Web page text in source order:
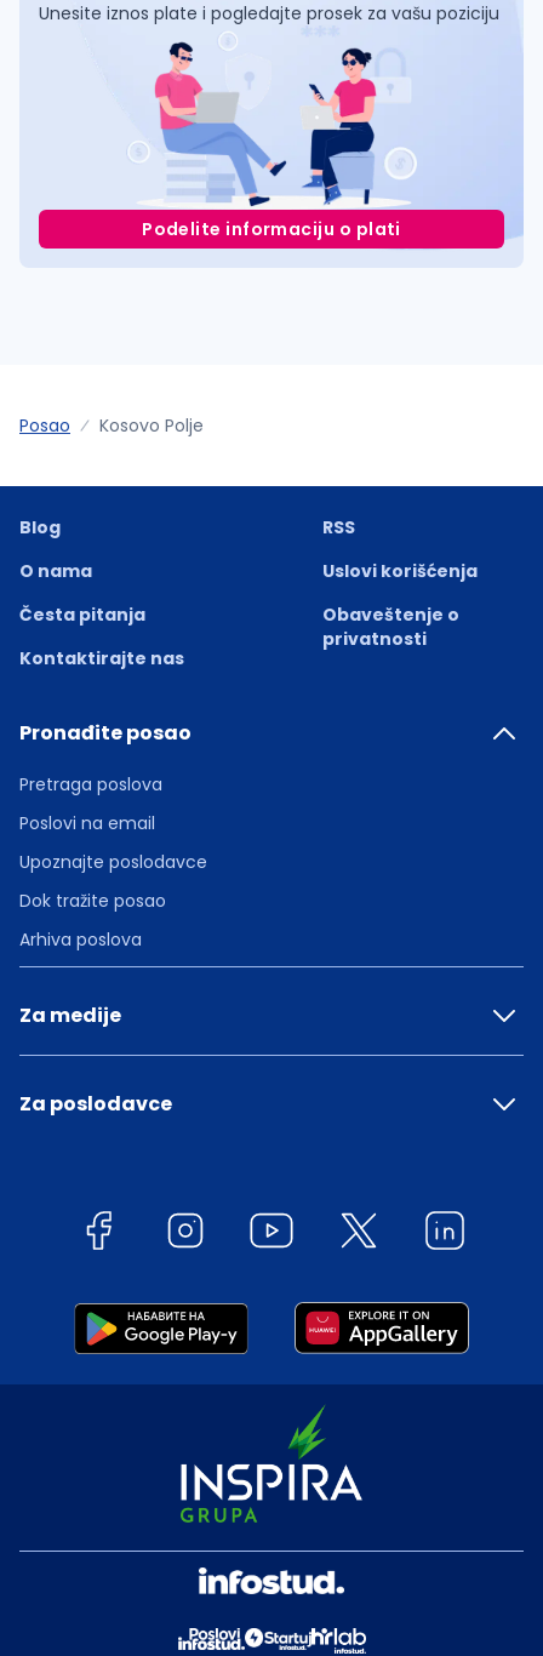
Unesite iznos plate i pogledajte prosek za vašu poziciju
Podelite informaciju o plati
Posao Kosovo Polje
Blog
O nama
Česta pitanja
Kontaktirajte nas
RSS
Uslovi korišćenja
Obaveštenje o
privatnosti
Pronađite posao
Pretraga poslova
Poslovi na email
Upoznajte poslodavce
Dok tražite posao
Arhiva poslova
Za medije
Za poslodavce